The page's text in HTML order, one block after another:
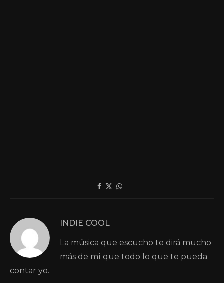
INDIE COOL
La música que escucho te dirá mucho
más de mí que todo lo que te pueda
contar yo.